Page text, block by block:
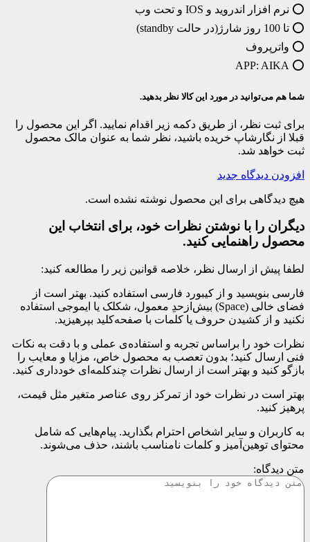
⭕️ نرم افزار اندروید و IOS و تحت وب
⭕️ تا 100 روز شارژ(در حالت standby)
⭕️ واترپروف
⭕️ APP: AIKA
شما هم می‌توانید در مورد این کالا نظر بدهید.
برای ثبت نظر، از طریق دکمه زیر اقدام نمایید. اگر این محصول را
قبلا از نگارشاپ خریده باشید، نظر شما به عنوان مالک محصول
ثبت خواهد شد.
افزودن دیدگاه جدید
هیچ دیدگاهی برای این محصول نوشته نشده است.
دیگران را با نوشتن نظرات خود، برای انتخاب این
محصول راهنمایی کنید.
لطفا پیش از ارسال نظر، خلاصه قوانین زیر را مطالعه کنید:
فارسی بنویسید و از کیبورد فارسی استفاده کنید. بهتر است از
فضای خالی (Space) بیش‌از‌حدِ معمول، شکلک یا ایموجی استفاده
نکنید و از کشیدن حروف یا کلمات با صفحه‌کلید بپرهیزید.
نظرات خود را براساس تجربه و استفاده‌ی عملی و با دقت به نکات
فنی ارسال کنید؛ بدون تعصب به محصول خاص، مزایا و معایب را
بازگو کنید و بهتر است از ارسال نظرات چندکلمه‌‌ای خودداری کنید.
بهتر است در نظرات خود از تمرکز روی عناصر متغیر مثل قیمت،
پرهیز کنید.
به کاربران و سایر اشخاص احترام بگذارید. پیام‌هایی که شامل
محتوای توهین‌آمیز و کلمات نامناسب باشند، حذف می‌شوند.
متن دیدگاه: